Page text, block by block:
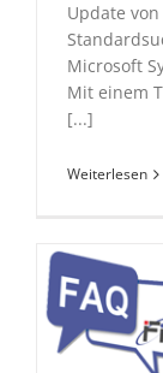
Update
Microsoft
Mit einem
[...]
Weiterlesen